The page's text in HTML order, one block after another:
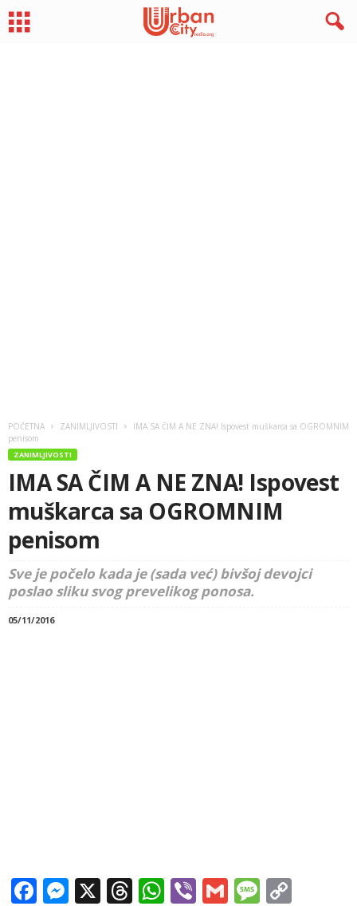
POČETNA ZANIMLJIVOSTI
IMA SA ČIM A NE ZNA! Ispovest muškarca sa OGROMNIM
penisom
ZANIMLJIVOSTI
IMA SA ČIM A NE ZNA! Ispovest
muškarca sa OGROMNIM
penisom
Sve je počelo kada je (sada već) bivšoj devojci
poslao sliku svog prevelikog ponosa.
05/11/2016
Facebook
Messenger
X Threads
WhatsApp
ViberGmail